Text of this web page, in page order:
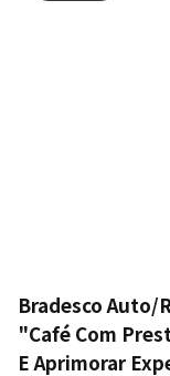
Bradesco Auto/
"Café Com
E Aprimorar